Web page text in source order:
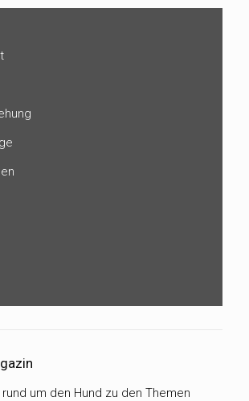
um den Hund zu den Themen